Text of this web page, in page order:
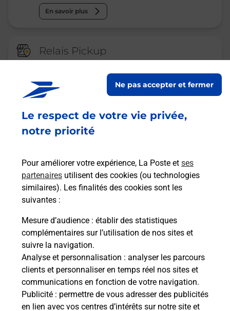
Le respect de votre vie privée,
notre priorité
Pour améliorer votre expérience, La Poste et ses
partenaires utilisent des cookies (ou technologies
similaires). Les finalités des cookies sont les
suivantes :
Mesure d’audience : établir des statistiques
complémentaires sur l’utilisation de nos sites et
suivre la navigation.
Analyse et personnalisation : analyser les parcours
clients et personnaliser en temps réel nos sites et
communications en fonction de votre navigation.
Publicité : permettre de vous adresser des publicités
en lien avec vos centres d’intérêts sur notre site et
Ne pas accepter et fermer
En savoir plus
Relais Pickup
CONSIGNE PICKUP ZOTHEQUE
jusqu'à 23h59
94 RUE DU COMMERCE
54240 JOEUF
Malin !
La Poste
en ligne
Ouvert 24h/24
En savoir plus